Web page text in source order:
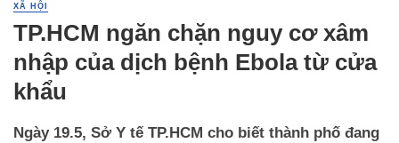
XÃ HỘI
TP.HCM ngăn chặn nguy cơ xâm
nhập của dịch bệnh Ebola từ cửa
khẩu
Ngày 19.5, Sở Y tế TP.HCM cho biết thành phố đang